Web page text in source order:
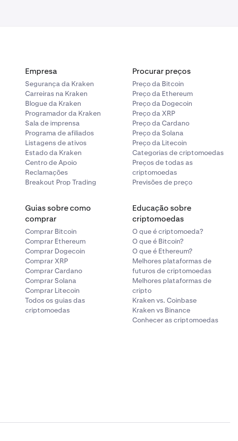
Empresa
Segurança da Kraken
Carreiras na Kraken
Blogue da Kraken
Programador da Kraken
Sala de imprensa
Programa de afiliados
Listagens de ativos
Estado da Kraken
Centro de Apoio
Reclamações
Breakout Prop Trading
Procurar preços
Preço da Bitcoin
Preço da Ethereum
Preço da Dogecoin
Preço da XRP
Preço da Cardano
Preço da Solana
Preço da Litecoin
Categorias de criptomoedas
Preços de todas as
criptomoedas
Previsões de preço
Guias sobre como
comprar
Comprar Bitcoin
Comprar Ethereum
Comprar Dogecoin
Comprar XRP
Comprar Cardano
Comprar Solana
Comprar Litecoin
Todos os guias das
criptomoedas
Educação sobre
criptomoedas
O que é criptomoeda?
O que é Bitcoin?
O que é Ethereum?
Melhores plataformas de
futuros de criptomoedas
Melhores plataformas de
cripto
Kraken vs. Coinbase
Kraken vs Binance
Conhecer as criptomoedas